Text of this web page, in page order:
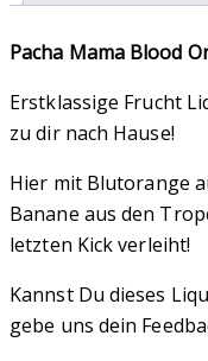
Pacha Mama Blood
Erstklassige Frucht
zu dir nach Hause!
Hier mit Blutorange
Banane aus den
letzten Kick verleiht!
Kannst Du dieses
gebe uns dein